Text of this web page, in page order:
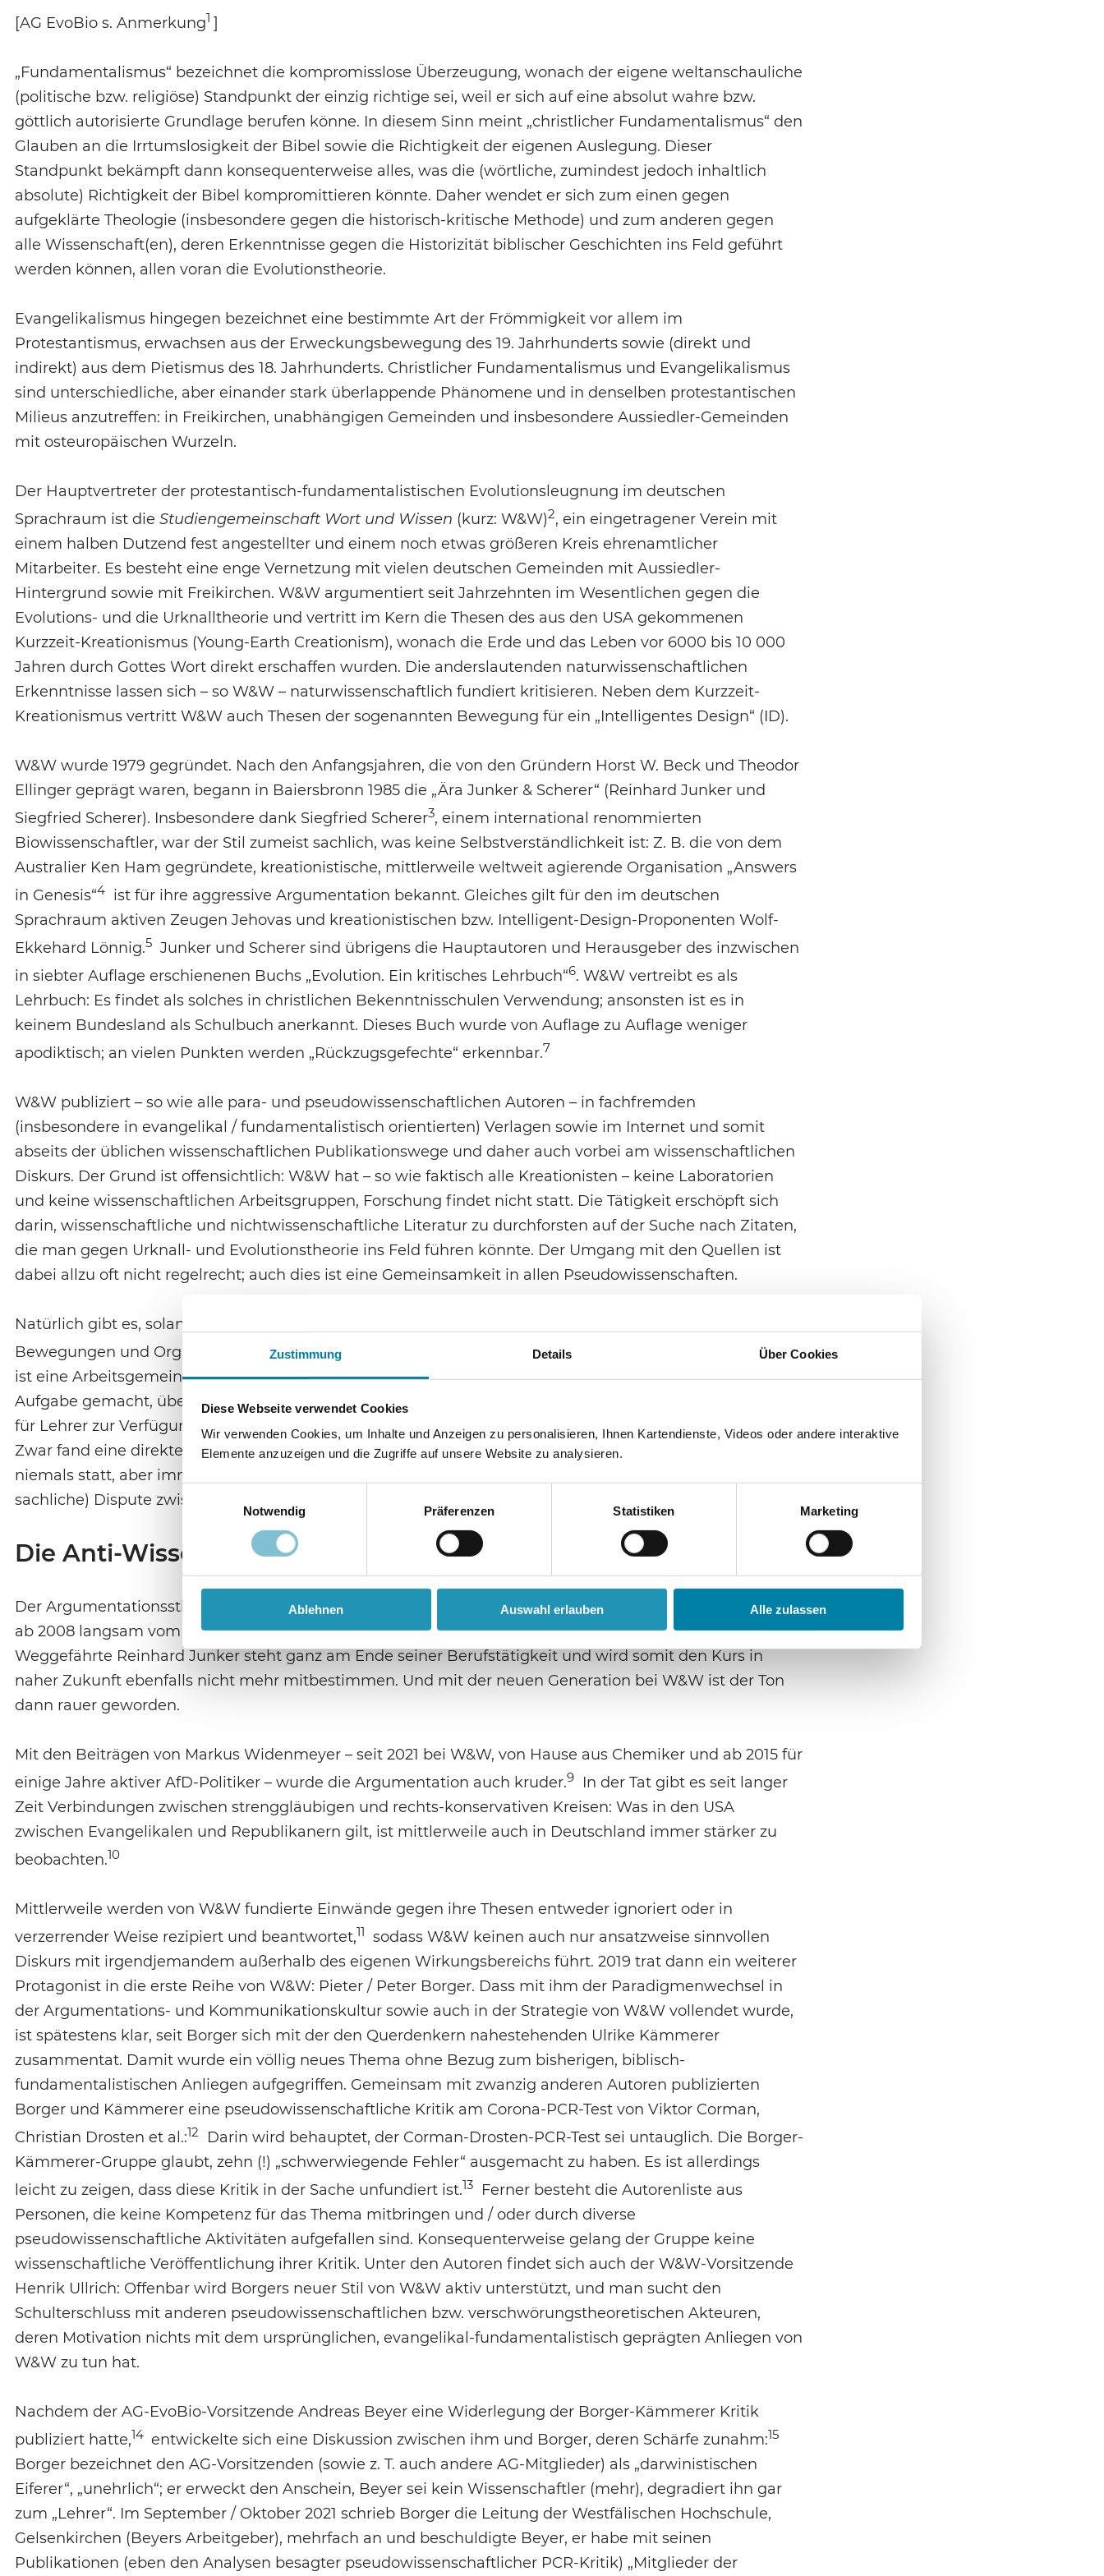
Zustimmung Details Über Cookies
Diese Webseite verwendet Cookies
Wir verwenden Cookies, um Inhalte und Anzeigen zu personalisieren, Ihnen Kartendienste, Videos oder andere interaktive
Elemente anzuzeigen und die Zugriffe auf unsere Website zu analysieren.
Notwendig
Präferenzen Statistiken Marketing
Ablehnen Auswahl erlauben Alle zulassen
[AG EvoBio s. Anmerkung1 ]
„Fundamentalismus“ bezeichnet die kompromisslose Überzeugung, wonach der eigene weltanschauliche
(politische bzw. religiöse) Standpunkt der einzig richtige sei, weil er sich auf eine absolut wahre bzw.
göttlich autorisierte Grundlage berufen könne. In diesem Sinn meint „christlicher Fundamentalismus“ den
Glauben an die Irrtumslosigkeit der Bibel sowie die Richtigkeit der eigenen Auslegung. Dieser
Standpunkt bekämpft dann konsequenterweise alles, was die (wörtliche, zumindest jedoch inhaltlich
absolute) Richtigkeit der Bibel kompromittieren könnte. Daher wendet er sich zum einen gegen
aufgeklärte Theologie (insbesondere gegen die historisch-kritische Methode) und zum anderen gegen
alle Wissenschaft(en), deren Erkenntnisse gegen die Historizität biblischer Geschichten ins Feld geführt
werden können, allen voran die Evolutionstheorie.
Evangelikalismus hingegen bezeichnet eine bestimmte Art der Frömmigkeit vor allem im
Protestantismus, erwachsen aus der Erweckungsbewegung des 19. Jahrhunderts sowie (direkt und
indirekt) aus dem Pietismus des 18. Jahrhunderts. Christlicher Fundamentalismus und Evangelikalismus
sind unterschiedliche, aber einander stark überlappende Phänomene und in denselben protestantischen
Milieus anzutreffen: in Freikirchen, unabhängigen Gemeinden und insbesondere Aussiedler-Gemeinden
mit osteuropäischen Wurzeln.
Der Hauptvertreter der protestantisch-fundamentalistischen Evolutionsleugnung im deutschen
Sprachraum ist die Studiengemeinschaft Wort und Wissen (kurz: W&W)2, ein eingetragener Verein mit
einem halben Dutzend fest angestellter und einem noch etwas größeren Kreis ehrenamtlicher
Mitarbeiter. Es besteht eine enge Vernetzung mit vielen deutschen Gemeinden mit Aussiedler-
Hintergrund sowie mit Freikirchen. W&W argumentiert seit Jahrzehnten im Wesentlichen gegen die
Evolutions- und die Urknalltheorie und vertritt im Kern die Thesen des aus den USA gekommenen
Kurzzeit-Kreationismus (Young-Earth Creationism), wonach die Erde und das Leben vor 6000 bis 10 000
Jahren durch Gottes Wort direkt erschaffen wurden. Die anderslautenden naturwissenschaftlichen
Erkenntnisse lassen sich – so W&W – naturwissenschaftlich fundiert kritisieren. Neben dem Kurzzeit-
Kreationismus vertritt W&W auch Thesen der sogenannten Bewegung für ein „Intelligentes Design“ (ID).
W&W wurde 1979 gegründet. Nach den Anfangsjahren, die von den Gründern Horst W. Beck und Theodor
Ellinger geprägt waren, begann in Baiersbronn 1985 die „Ära Junker & Scherer“ (Reinhard Junker und
Siegfried Scherer). Insbesondere dank Siegfried Scherer3, einem international renommierten
Biowissenschaftler, war der Stil zumeist sachlich, was keine Selbstverständlichkeit ist: Z. B. die von dem
Australier Ken Ham gegründete, kreationistische, mittlerweile weltweit agierende Organisation „Answers
in Genesis“4 ist für ihre aggressive Argumentation bekannt. Gleiches gilt für den im deutschen
Sprachraum aktiven Zeugen Jehovas und kreationistischen bzw. Intelligent-Design-Proponenten Wolf-
Ekkehard Lönnig.5 Junker und Scherer sind übrigens die Hauptautoren und Herausgeber des inzwischen
in siebter Auflage erschienenen Buchs „Evolution. Ein kritisches Lehrbuch“6. W&W vertreibt es als
Lehrbuch: Es findet als solches in christlichen Bekenntnisschulen Verwendung; ansonsten ist es in
keinem Bundesland als Schulbuch anerkannt. Dieses Buch wurde von Auflage zu Auflage weniger
apodiktisch; an vielen Punkten werden „Rückzugsgefechte“ erkennbar.7
W&W publiziert – so wie alle para- und pseudowissenschaftlichen Autoren – in fachfremden
(insbesondere in evangelikal / fundamentalistisch orientierten) Verlagen sowie im Internet und somit
abseits der üblichen wissenschaftlichen Publikationswege und daher auch vorbei am wissenschaftlichen
Diskurs. Der Grund ist offensichtlich: W&W hat – so wie faktisch alle Kreationisten – keine Laboratorien
und keine wissenschaftlichen Arbeitsgruppen, Forschung findet nicht statt. Die Tätigkeit erschöpft sich
darin, wissenschaftliche und nichtwissenschaftliche Literatur zu durchforsten auf der Suche nach Zitaten,
die man gegen Urknall- und Evolutionstheorie ins Feld führen könnte. Der Umgang mit den Quellen ist
dabei allzu oft nicht regelrecht; auch dies ist eine Gemeinsamkeit in allen Pseudowissenschaften.
Natürlich gibt es, solange es den Kreationismus gibt, auch komplementäre antikreationistische
Bewegungen und Organisationen. Im deutschen Sprachraum ist die AG EvoBio
eine der aktivsten: Sie
ist eine Arbeitsgemeinschaft unter dem Dach des VBiO (Verband Deutscher Biologen) und hat es sich zur
Aufgabe gemacht, über Evolution und Kreationismus aufzuklären sowie Informationen und Material z. B.
für Lehrer zur Verfügung zu stellen; daher sind W&W und die AG EvoBio seit vielen Jahren Antagonisten.
Zwar fand eine direkte Diskussion zwischen W&W und der Evolutionswissenschaft aus o. g. Gründen
niemals statt, aber immerhin gab es in der Ära Junker-Scherer immer wieder (mehr oder weniger
sachliche) Dispute zwischen W&W und der AG EvoBio.
Die Anti-Wissenschaftsallianz
Der Argumentationsstil bei W&W begann sich jedoch zu ändern, als Scherer 2006 den Vorsitz abgab, sich
ab 2008 langsam vom Kreationismus distanzierte und sich auch allmählich von W&W löste. Sein früherer
Weggefährte Reinhard Junker steht ganz am Ende seiner Berufstätigkeit und wird somit den Kurs in
naher Zukunft ebenfalls nicht mehr mitbestimmen. Und mit der neuen Generation bei W&W ist der Ton
dann rauer geworden.
Mit den Beiträgen von Markus Widenmeyer – seit 2021 bei W&W, von Hause aus Chemiker und ab 2015 für
einige Jahre aktiver AfD-Politiker – wurde die Argumentation auch kruder.9 In der Tat gibt es seit langer
Zeit Verbindungen zwischen strenggläubigen und rechts-konservativen Kreisen: Was in den USA
zwischen Evangelikalen und Republikanern gilt, ist mittlerweile auch in Deutschland immer stärker zu
beobachten.10
Mittlerweile werden von W&W fundierte Einwände gegen ihre Thesen entweder ignoriert oder in
verzerrender Weise rezipiert und beantwortet,11 sodass W&W keinen auch nur ansatzweise sinnvollen
Diskurs mit irgendjemandem außerhalb des eigenen Wirkungsbereichs führt. 2019 trat dann ein weiterer
Protagonist in die erste Reihe von W&W: Pieter / Peter Borger. Dass mit ihm der Paradigmenwechsel in
der Argumentations- und Kommunikationskultur sowie auch in der Strategie von W&W vollendet wurde,
ist spätestens klar, seit Borger sich mit der den Querdenkern nahestehenden Ulrike Kämmerer
zusammentat. Damit wurde ein völlig neues Thema ohne Bezug zum bisherigen, biblisch-
fundamentalistischen Anliegen aufgegriffen. Gemeinsam mit zwanzig anderen Autoren publizierten
Borger und Kämmerer eine pseudowissenschaftliche Kritik am Corona-PCR-Test von Viktor Corman,
Christian Drosten et al.:12
Darin wird behauptet, der Corman-Drosten-PCR-Test sei untauglich. Die Borger-
Kämmerer-Gruppe glaubt, zehn (!) „schwerwiegende Fehler“ ausgemacht zu haben. Es ist allerdings
leicht zu zeigen, dass diese Kritik in der Sache unfundiert ist.13 Ferner besteht die Autorenliste aus
Personen, die keine Kompetenz für das Thema mitbringen und / oder durch diverse
pseudowissenschaftliche Aktivitäten aufgefallen sind. Konsequenterweise gelang der Gruppe keine
wissenschaftliche Veröffentlichung ihrer Kritik. Unter den Autoren findet sich auch der W&W-Vorsitzende
Henrik Ullrich: Offenbar wird Borgers neuer Stil von W&W aktiv unterstützt, und man sucht den
Schulterschluss mit anderen pseudowissenschaftlichen bzw. verschwörungstheoretischen Akteuren,
deren Motivation nichts mit dem ursprünglichen, evangelikal-fundamentalistisch geprägten Anliegen von
W&W zu tun hat.
Nachdem der AG-EvoBio-Vorsitzende Andreas Beyer eine Widerlegung der Borger-Kämmerer Kritik
publiziert hatte,14 entwickelte sich eine Diskussion zwischen ihm und Borger, deren Schärfe zunahm:15
Borger bezeichnet den AG-Vorsitzenden (sowie z. T. auch andere AG-Mitglieder) als „darwinistischen
Eiferer“, „unehrlich“; er erweckt den Anschein, Beyer sei kein Wissenschaftler (mehr), degradiert ihn gar
zum „Lehrer“. Im September / Oktober 2021 schrieb Borger die Leitung der Westfälischen Hochschule,
Gelsenkirchen (Beyers Arbeitgeber), mehrfach an und beschuldigte Beyer, er habe mit seinen
Publikationen (eben den Analysen besagter pseudowissenschaftlicher PCR-Kritik) „Mitglieder der